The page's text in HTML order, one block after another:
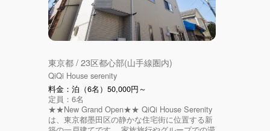
東京都 / 23区都心部(山手線圏内)
QiQi House serenity
料金：泊（6名）50,000円～
定員：6名
★★New Grand Open★★ QiQi House Serenity
は、東京都墨田区の静かな住宅街に位置する新